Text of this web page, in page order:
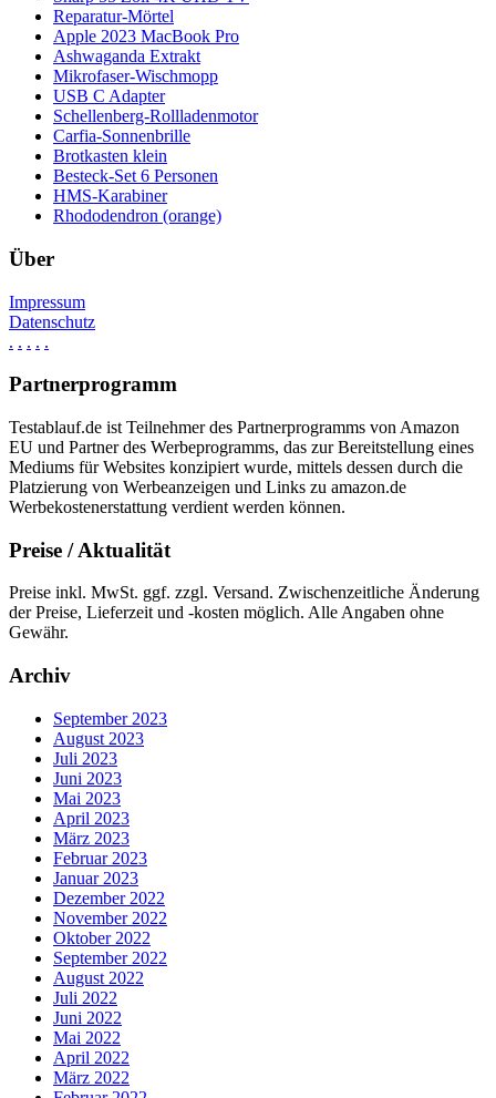
Reparatur-Mörtel
Apple 2023 MacBook Pro
Ashwaganda Extrakt
Mikrofaser-Wischmopp
USB C Adapter
Schellenberg-Rollladenmotor
Carfia-Sonnenbrille
Brotkasten klein
Besteck-Set 6 Personen
HMS-Karabiner
Rhododendron (orange)
Über
Impressum
Datenschutz
. . . . .
Partnerprogramm
Testablauf.de ist Teilnehmer des Partnerprogramms von Amazon
EU und Partner des Werbeprogramms, das zur Bereitstellung eines
Mediums für Websites konzipiert wurde, mittels dessen durch die
Platzierung von Werbeanzeigen und Links zu amazon.de
Werbekostenerstattung verdient werden können.
Preise / Aktualität
Preise inkl. MwSt. ggf. zzgl. Versand. Zwischenzeitliche Änderung
der Preise, Lieferzeit und -kosten möglich. Alle Angaben ohne
Gewähr.
Archiv
September 2023
August 2023
Juli 2023
Juni 2023
Mai 2023
April 2023
März 2023
Februar 2023
Januar 2023
Dezember 2022
November 2022
Oktober 2022
September 2022
August 2022
Juli 2022
Juni 2022
Mai 2022
April 2022
März 2022